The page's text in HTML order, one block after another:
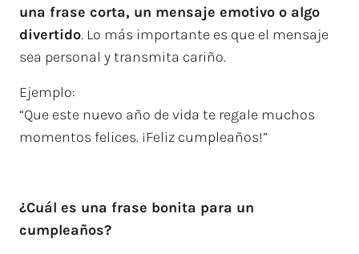
una frase corta, un mensaje emotivo o algo
divertido. Lo más importante es que el mensaje
sea personal y transmita cariño.
Ejemplo:
“Que este nuevo año de vida te regale muchos
momentos felices. ¡Feliz cumpleaños!”
¿Cuál es una frase bonita para un
cumpleaños?